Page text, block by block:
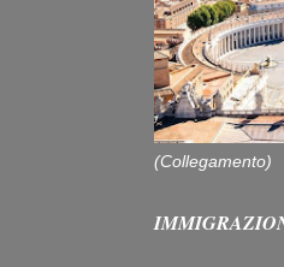
(Collegamento)